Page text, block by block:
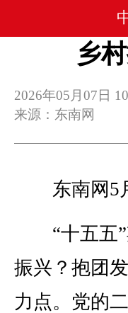
乡
2026年05月07日
来源：东南网
东南网5月
“十五五”
振兴？抱团
力点。党的